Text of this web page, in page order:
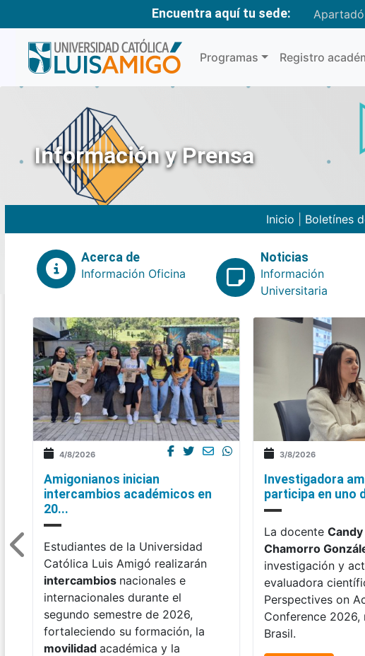
Encuentra aquí tu sede: Apartadó
Programas Registro
Información y Prensa
Inicio Boletínes
Acerca de
Información Oficina
Noticias
Información
Universitaria
4/8/2026
Amigonianos inician
intercambios académicos en
20...
Estudiantes de la Universidad
Católica Luis Amigó realizarán
intercambios nacionales e
internacionales durante el
segundo semestre de 2026,
fortaleciendo su formación, la
movilidad académica y la
3/8/2026
Investigadora
participa en uno
La docente
Chamorro
investigación y
evaluadora
Perspectives on
Conference 2026,
Brasil.